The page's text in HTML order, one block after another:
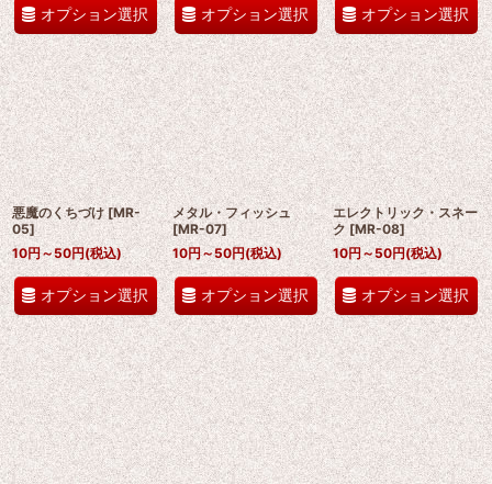
オプション選択 オプション選択 オプション選択
悪魔のくちづけ [MR-
05]
10円～50円(税込)
オプション選択
メタル・フィッシュ
[MR-07]
10円～50円(税込)
オプション選択
エレクトリック・スネー
ク [MR-08]
10円～50円(税込)
オプション選択